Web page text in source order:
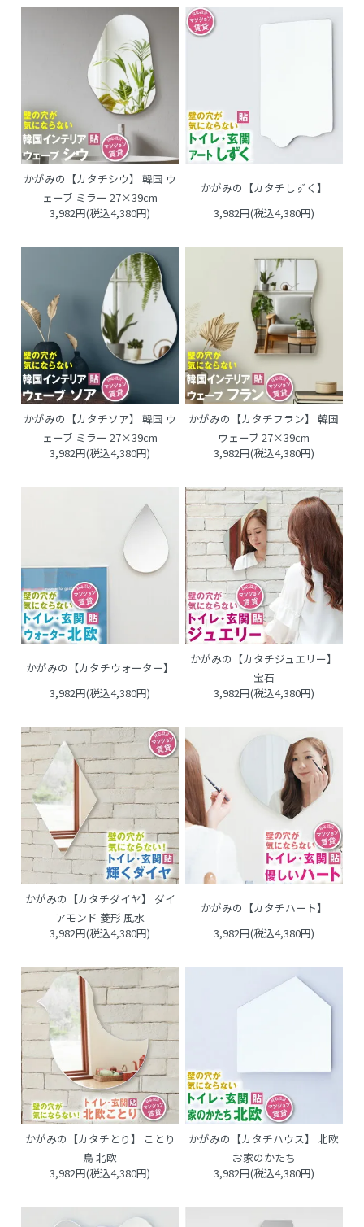
かがみの【カタチシウ】 韓国 ウ
ェーブ ミラー 27×39cm
3,982円(税込4,380円)
かがみの【カタチしずく】
3,982円(税込4,380円)
かがみの【カタチソア】 韓国 ウ
ェーブ ミラー 27×39cm
3,982円(税込4,380円)
かがみの【カタチフラン】 韓国
ウェーブ 27×39cm
3,982円(税込4,380円)
かがみの【カタチウォーター】
3,982円(税込4,380円)
かがみの【カタチジュエリー】
宝石
3,982円(税込4,380円)
かがみの【カタチダイヤ】 ダイ
アモンド 菱形 風水
3,982円(税込4,380円)
かがみの【カタチハート】
3,982円(税込4,380円)
かがみの【カタチとり】 ことり
鳥 北欧
3,982円(税込4,380円)
かがみの【カタチハウス】 北欧
お家のかたち
3,982円(税込4,380円)